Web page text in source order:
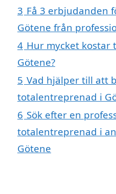
3 Få 3 erbjudanden
Götene från
4 Hur mycket
Götene?
5 Vad hjälper till att
totalentreprenad i
6 Sök efter en
totalentreprenad i
Götene